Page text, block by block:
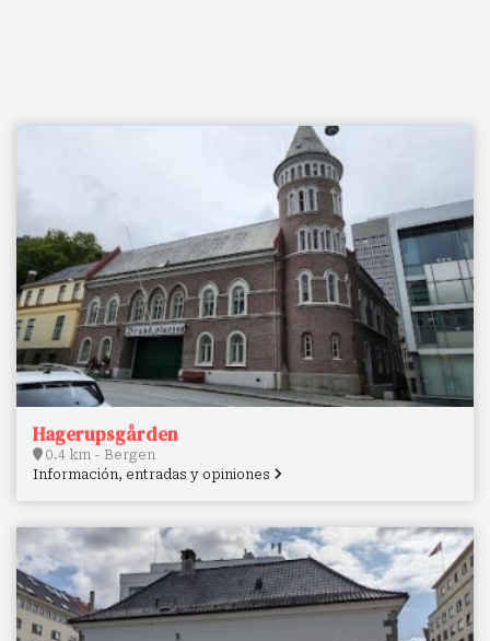
Hagerupsgården
0.4 km - Bergen
Información, entradas y opiniones